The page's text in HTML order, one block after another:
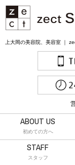
上大岡の美容院、美容室 ｜
ABOUT US
初めての方へ
STAFF
スタッフ